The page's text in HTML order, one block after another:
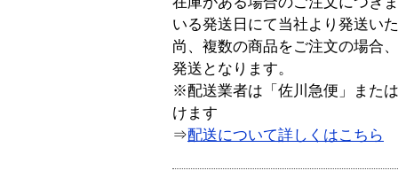
いる発送日にて当社より発送い
尚、複数の商品をご注文の場合
発送となります。
※配送業者は「佐川急便」また
けます
⇒配送について詳しくはこちら